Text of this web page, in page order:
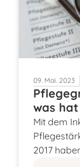
09. Mai. 2023
was
Mit dem
2017